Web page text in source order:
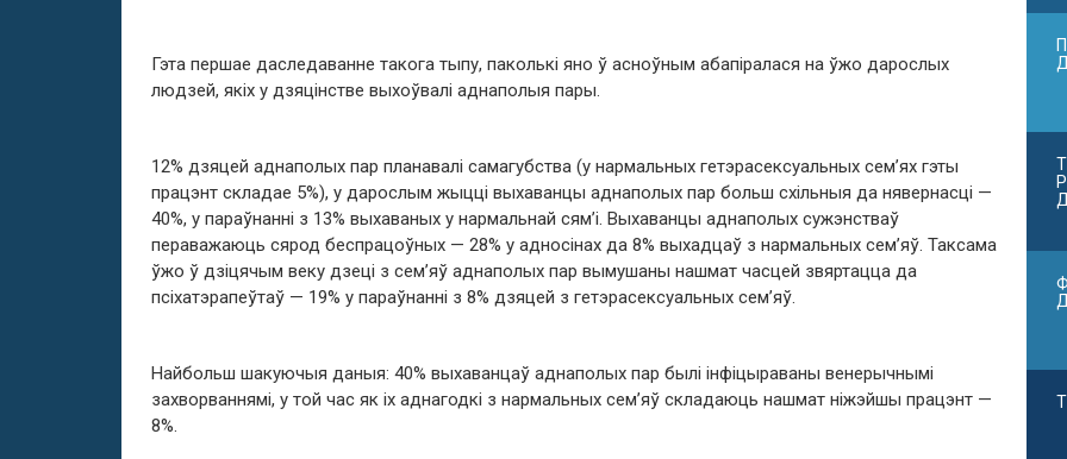
Гэта першае даследаванне такога тыпу, паколькі яно ў асноўным абапіралася на ўжо дарослых
людзей, якіх у дзяцінстве выхоўвалі аднаполыя пары.
12% дзяцей аднаполых пар планавалі самагубства (у нармальных гетэрасексуальных сем’ях гэты
працэнт складае 5%), у дарослым жыцці выхаванцы аднаполых пар больш схільныя да нявернасці —
40%, у параўнанні з 13% выхаваных у нармальнай сям’і. Выхаванцы аднаполых сужэнстваў
пераважаюць сярод беспрацоўных — 28% у адносінах да 8% выхадцаў з нармальных сем’яў. Таксама
ўжо ў дзіцячым веку дзеці з сем’яў аднаполых пар вымушаны нашмат часцей звяртацца да
псіхатэрапеўтаў — 19% у параўнанні з 8% дзяцей з гетэрасексуальных сем’яў.
Найбольш шакуючыя даныя: 40% выхаванцаў аднаполых пар былі інфіцыраваны венерычнымі
захворваннямі, у той час як іх аднагодкі з нармальных сем’яў складаюць нашмат ніжэйшы працэнт —
8%.